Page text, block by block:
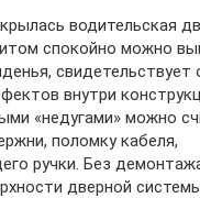
водительская
спокойно можно
свидетельствует
внутри
«недугами» можно
поломку кабеля,
ручки. Без
дверной